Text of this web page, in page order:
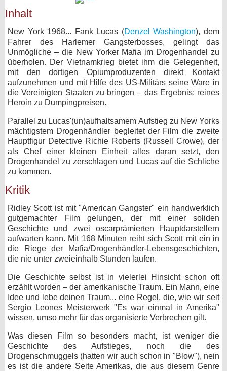
Inhalt
New York 1968... Fank Lucas (Denzel Washington), dem
Fahrer des Harlemer Gangsterbosses, gelingt das
Unmögliche – die New Yorker Mafia im Drogenhandel zu
überholen. Der Vietnamkrieg bietet ihm die Gelegenheit,
mit den dortigen Opiumproduzenten direkt Kontakt
aufzunehmen und mit Hilfe des US-Militärs seine Ware in
die Vereinigten Staaten zu bringen – das Ergebnis: reines
Heroin zu Dumpingpreisen.
Parallel zu Lucas'(un)aufhaltsamem Aufstieg zu New Yorks
mächtigstem Drogenhändler begleitet der Film die zweite
Hauptfigur Detective Richie Roberts (Russell Crowe), der
als Chef einer kleinen Einheit alles daran setzt, den
Drogenhandel zu zerschlagen und Lucas auf die Schliche
zu kommen.
Kritik
Ridley Scott ist mit "American Gangster" ein handwerklich
gutgemachter Film gelungen, der mit einer soliden
Geschichte und zwei oscarprämierten Hauptdarstellern
aufwarten kann. Mit 168 Minuten reiht sich Scott mit ein in
die Riege der Mafia/Drogenhändler-Lebensgeschichten,
die nie unter zweieinhalb Stunden laufen.
Die Geschichte selbst ist in vielerlei Hinsicht schon oft
erzählt worden – der amerikanische Traum. Ein Mann, eine
Idee und lebe deinen Traum... eine Regel, die, wie wir seit
Sergio Leones Meisterwerk "Es war einmal in Amerika"
wissen, umso mehr für das organisierte Verbrechen gilt.
Was diesen Film so besonders macht, ist weniger die
Geschichte des Aufstieges, noch die des
Drogenschmuggels (hatten wir auch schon in "Blow"), nein
es ist die andere Seite Amerikas, die aus diesem Genre
Kontakt
Nutzungsbedingungen
Datenschutz
Cookie-Einstellungen
Impressum
Desktop-Ansicht